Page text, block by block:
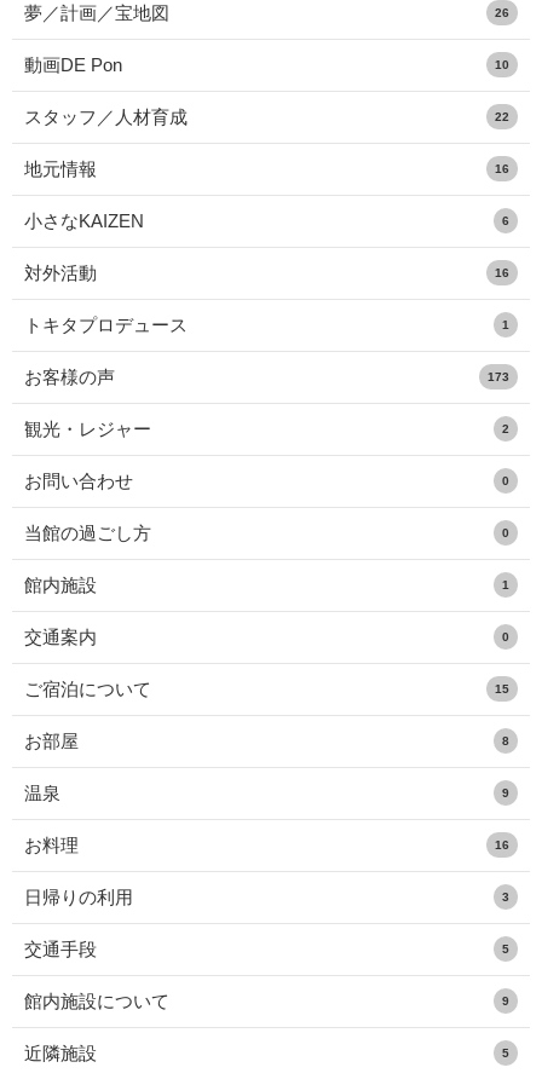
夢／計画／宝地図 26
動画DE Pon 10
スタッフ／人材育成 22
地元情報 16
小さなKAIZEN 6
対外活動 16
トキタプロデュース 1
お客様の声 173
観光・レジャー 2
お問い合わせ 0
当館の過ごし方 0
館内施設 1
交通案内 0
ご宿泊について 15
お部屋 8
温泉 9
お料理 16
日帰りの利用 3
交通手段 5
館内施設について 9
近隣施設 5